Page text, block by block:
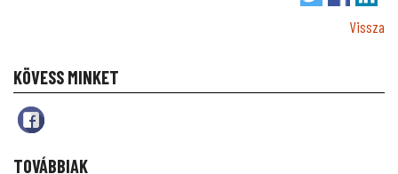
Vissza
KÖVESS MINKET
TOVÁBBIAK